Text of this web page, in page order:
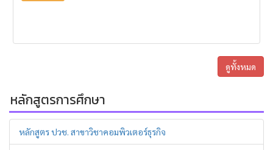
ดูทั้งหมด
หลักสูตรการศึกษา
หลักสูตร ปวช. สาขาวิชาคอมพิวเตอร์ธุรกิจ